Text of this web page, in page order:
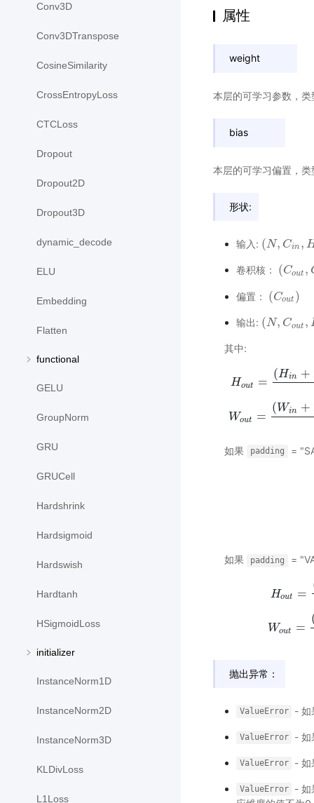
Conv3D
Conv3DTranspose
CosineSimilarity
CrossEntropyLoss
CTCLoss
Dropout
Dropout2D
Dropout3D
dynamic_decode
ELU
Embedding
Flatten
functional
GELU
GroupNorm
GRU
GRUCell
Hardshrink
Hardsigmoid
Hardswish
Hardtanh
HSigmoidLoss
initializer
InstanceNorm1D
InstanceNorm2D
InstanceNorm3D
KLDivLoss
L1Loss
属性
weight
本层的可学习参数，
bias
本层的可学习偏置，
形状:
输入: (N, Cin ,
(N,C in,Hin,
卷积核： (Cout ,
(Cout,C
偏置： (Cout )
(Cout)
输出: (N, Cout ,
(N,C out,Ho
其中:
Hout =
(Hin +
Wout =
(Win +
+2∗
如果 padding =
如果 padding =
Hout =
Wout =
抛出异常：
ValueError -
ValueError -
ValueError -
ValueError
-